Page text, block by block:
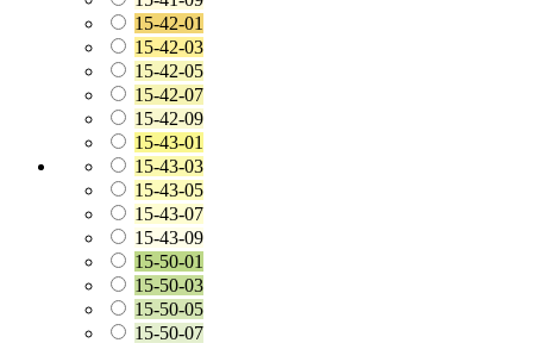
15-42-01
15-42-03
15-42-05
15-42-07
15-42-09
15-43-01
15-43-03
15-43-05
15-43-07
15-43-09
15-50-01
15-50-03
15-50-05
15-50-07